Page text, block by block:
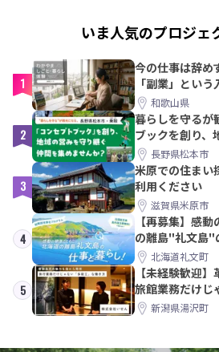
いま人気のプロジェ
1
今の仕事は辞め
「副業」とい
和歌山県
2
暮らしを守るが
ブックを創り、
間を集めません
長野県松本市
3
米原での住まい
利用ください
滋賀県米原市
4
【再募集】感
の離島"礼文島"
北海道礼文町
5
【未経験歓迎
旅館業務だけじ
方。 株式会社
新潟県湯沢町